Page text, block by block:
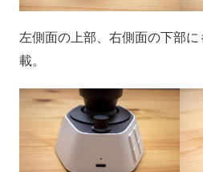
左側面の上部、右側面の下部
載。